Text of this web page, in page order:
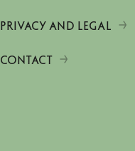
PRIVACY AND LEGAL
CONTACT